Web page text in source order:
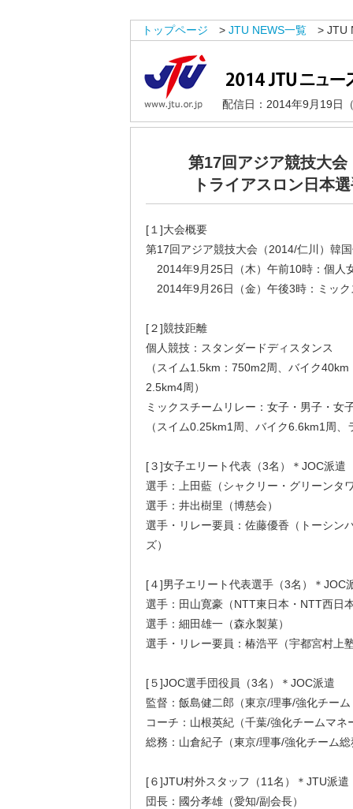
トップページ > JTU NEWS一覧 > JTU
配信日：2014年9月19日
第17回アジア競技大会
トライアスロン日本
[１]大会概要
第17回アジア競技大会（2014/仁川）韓
2014年9月25日（木）午前10時：個人
2014年9月26日（金）午後3時：ミック
[２]競技距離
個人競技：スタンダードディスタンス
（スイム1.5km：750m2周、バイク
2.5km4周）
ミックスチームリレー：女子・男子・女
（スイム0.25km1周、バイク6.6km1周
[３]女子エリート代表（3名）＊JOC派遣
選手：上田藍（シャクリー・グリーンタ
選手：井出樹里（博慈会）
選手・リレー要員：佐藤優香（トーシン
ズ）
[４]男子エリート代表選手（3名）＊JOC
選手：田山寛豪（NTT東日本・NTT西日
選手：細田雄一（森永製菓）
選手・リレー要員：椿浩平（宇都宮村上
[５]JOC選手団役員（3名）＊JOC派遣
監督：飯島健二郎（東京/理事/強化チー
コーチ：山根英紀（千葉/強化チームマネ
総務：山倉紀子（東京/理事/強化チーム総
[６]JTU村外スタッフ（11名）＊JTU派遣
団長：國分孝雄（愛知/副会長）